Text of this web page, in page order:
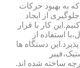
به بهبود حرکات
از ایجاد
کار با قرار
استفاده از
دستگاه ها
ساخته شده اند.